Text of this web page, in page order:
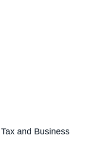
and Business